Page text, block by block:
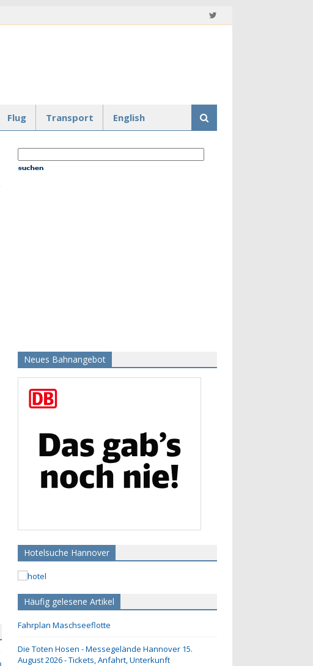
Flug Transport English
Neues Bahnangebot
Hotelsuche Hannover
Häufig gelesene Artikel
Fahrplan Maschseeflotte
Die Toten Hosen - Messegelände Hannover 15.
August 2026 - Tickets, Anfahrt, Unterkunft